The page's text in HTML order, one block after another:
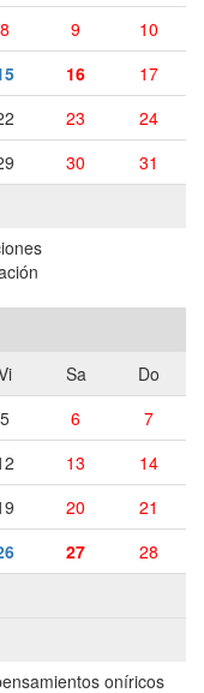
8 9
10
16
17
23
24
30 31
Sa
Do
5 6
7
13
14
20
21
27
28
oníricos